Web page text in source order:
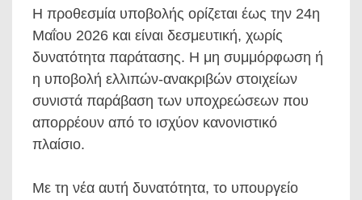
Η προθεσμία υποβολής ορίζεται έως την 24η
Μαΐου 2026 και είναι δεσμευτική, χωρίς
δυνατότητα παράτασης. Η μη συμμόρφωση ή
η υποβολή ελλιπών-ανακριβών στοιχείων
συνιστά παράβαση των υποχρεώσεων που
απορρέουν από το ισχύον κανονιστικό
πλαίσιο.
Με τη νέα αυτή δυνατότητα, το υπουργείο